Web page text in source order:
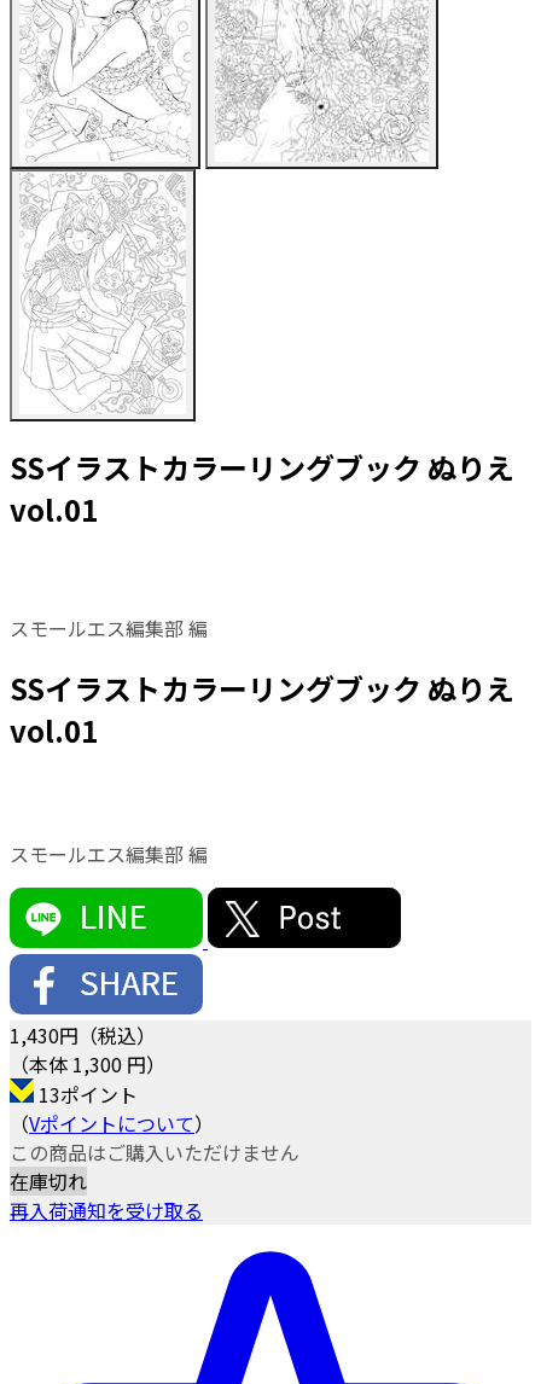
SSイラストカラーリングブック ぬりえ
vol.01
スモールエス編集部 編
SSイラストカラーリングブック ぬりえ
vol.01
スモールエス編集部 編
1,430円（税込）
（本体 1,300 円）
13ポイント
（Vポイントについて）
この商品はご購入いただけません
在庫切れ
再入荷通知を受け取る